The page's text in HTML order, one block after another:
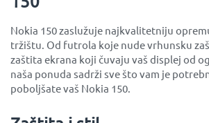
Nokia 150 zaslužuje najkvalitetniju
tržištu. Od futrola koje nude vrhunsku
zaštita ekrana koji čuvaju vaš displej od
naša ponuda sadrži sve što vam je
poboljšate vaš Nokia 150.